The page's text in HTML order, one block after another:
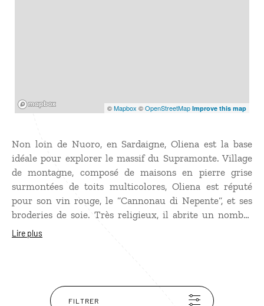
©Mapbox ©OpenStreetMap Improve this map
Non loin de Nuoro, en Sardaigne, Oliena est la base
idéale pour explorer le massif du Supramonte. Village
de montagne, composé de maisons en pierre grise
surmontées de toits multicolores, Oliena est réputé
pour son vin rouge, le “Cannonau di Nepente“, et ses
broderies de soie. Très religieux, il abrite un nombre
impressionnant d’églises et de chapelles dont certaines
fameuse “Scala ‘e Pradu“ qui porte au sommet du
Monte Maccione avec des vues fantastiques sur le
Lire plus
FILTRER